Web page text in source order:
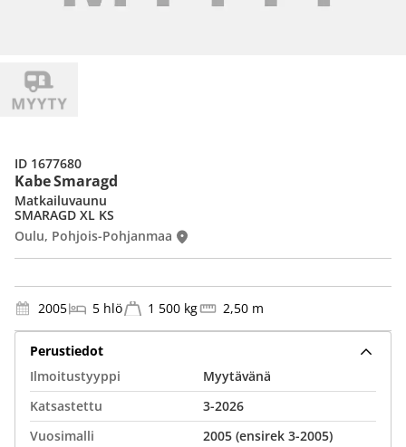
Kabe Smaragd
Matkailuvaunu
SMARAGD XL KS
Oulu, Pohjois-Pohjanmaa
ID 1677680
2005 5 hlö 1 500 kg 2,50 m
Perustiedot
Ilmoitustyyppi
Myytävänä
Katsastettu
3-2026
Vuosimalli
2005 (ensirek 3-2005)